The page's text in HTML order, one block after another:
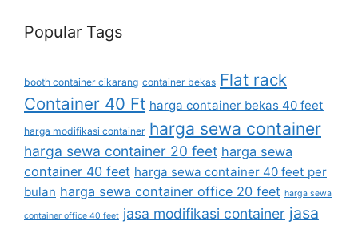
Popular Tags
booth container cikarang container bekas Flat rack
Container 40 Ft harga container bekas 40 feet
harga modifikasi container harga sewa container
harga sewa container 20 feet harga sewa
container 40 feet harga sewa container 40 feet per
bulan harga sewa container office 20 feet harga sewa
container office 40 feet jasa modifikasi container jasa